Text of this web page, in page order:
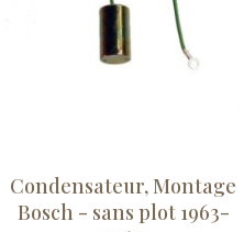
Condensateur, Montage
Bosch - sans plot 1963-